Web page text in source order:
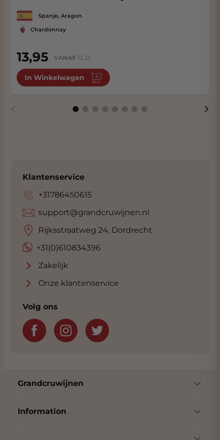
Spanje, Aragon
Chardonnay
13,95 VANAF 13,25
In Winkelwagen
Klantenservice
+31786450615
+31(0)610834396
support@grandcruwijnen.nl
Rijksstraatweg 24, Dordrecht
Zakelijk
Onze klantenservice
Volg ons
Grandcruwijnen
Information